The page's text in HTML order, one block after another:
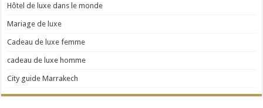
Hôtel de luxe dans le monde
Mariage de luxe
Cadeau de luxe femme
cadeau de luxe homme
City guide Marrakech